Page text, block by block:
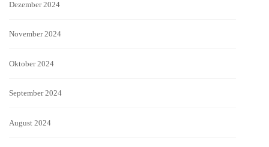
Dezember 2024
November 2024
Oktober 2024
September 2024
August 2024